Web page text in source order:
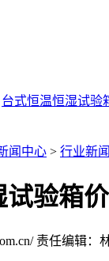
台式恒温恒湿试验
闻中心 > 行业新闻
验箱
责任编辑：